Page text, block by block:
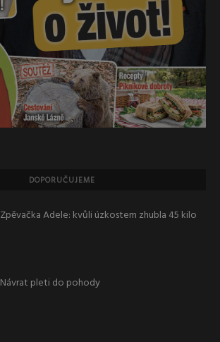
DOPORUČUJEME
Zpěvačka Adele: kvůli úzkostem zhubla 45 kilo
Návrat pleti do pohody